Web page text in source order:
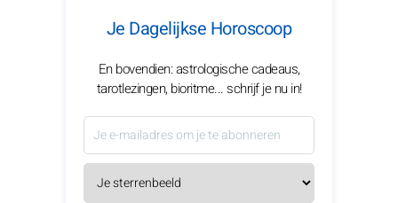
Je Dagelijkse Horoscoop
En bovendien: astrologische cadeaus,
tarotlezingen, bioritme... schrijf je nu in!